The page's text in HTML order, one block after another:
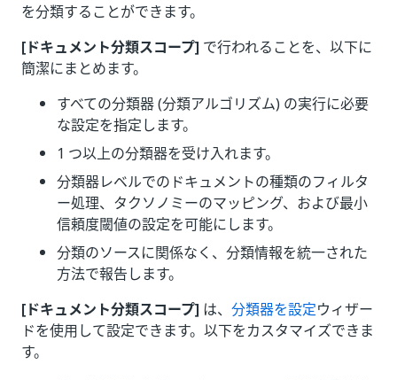
を分類することができます。
[ドキュメント分類スコープ] で行われることを、以下に
簡潔にまとめます。
すべての分類器 (分類アルゴリズム) の実行に必要
な設定を指定します。
1 つ以上の分類器を受け入れます。
分類器レベルでのドキュメントの種類のフィルタ
ー処理、タクソノミーのマッピング、および最小
信頼度閾値の設定を可能にします。
分類のソースに関係なく、分類情報を統一された
方法で報告します。
[ドキュメント分類スコープ] は、 分類器を設定ウィザー
ドを使用して設定できます。以下をカスタマイズできま
す。